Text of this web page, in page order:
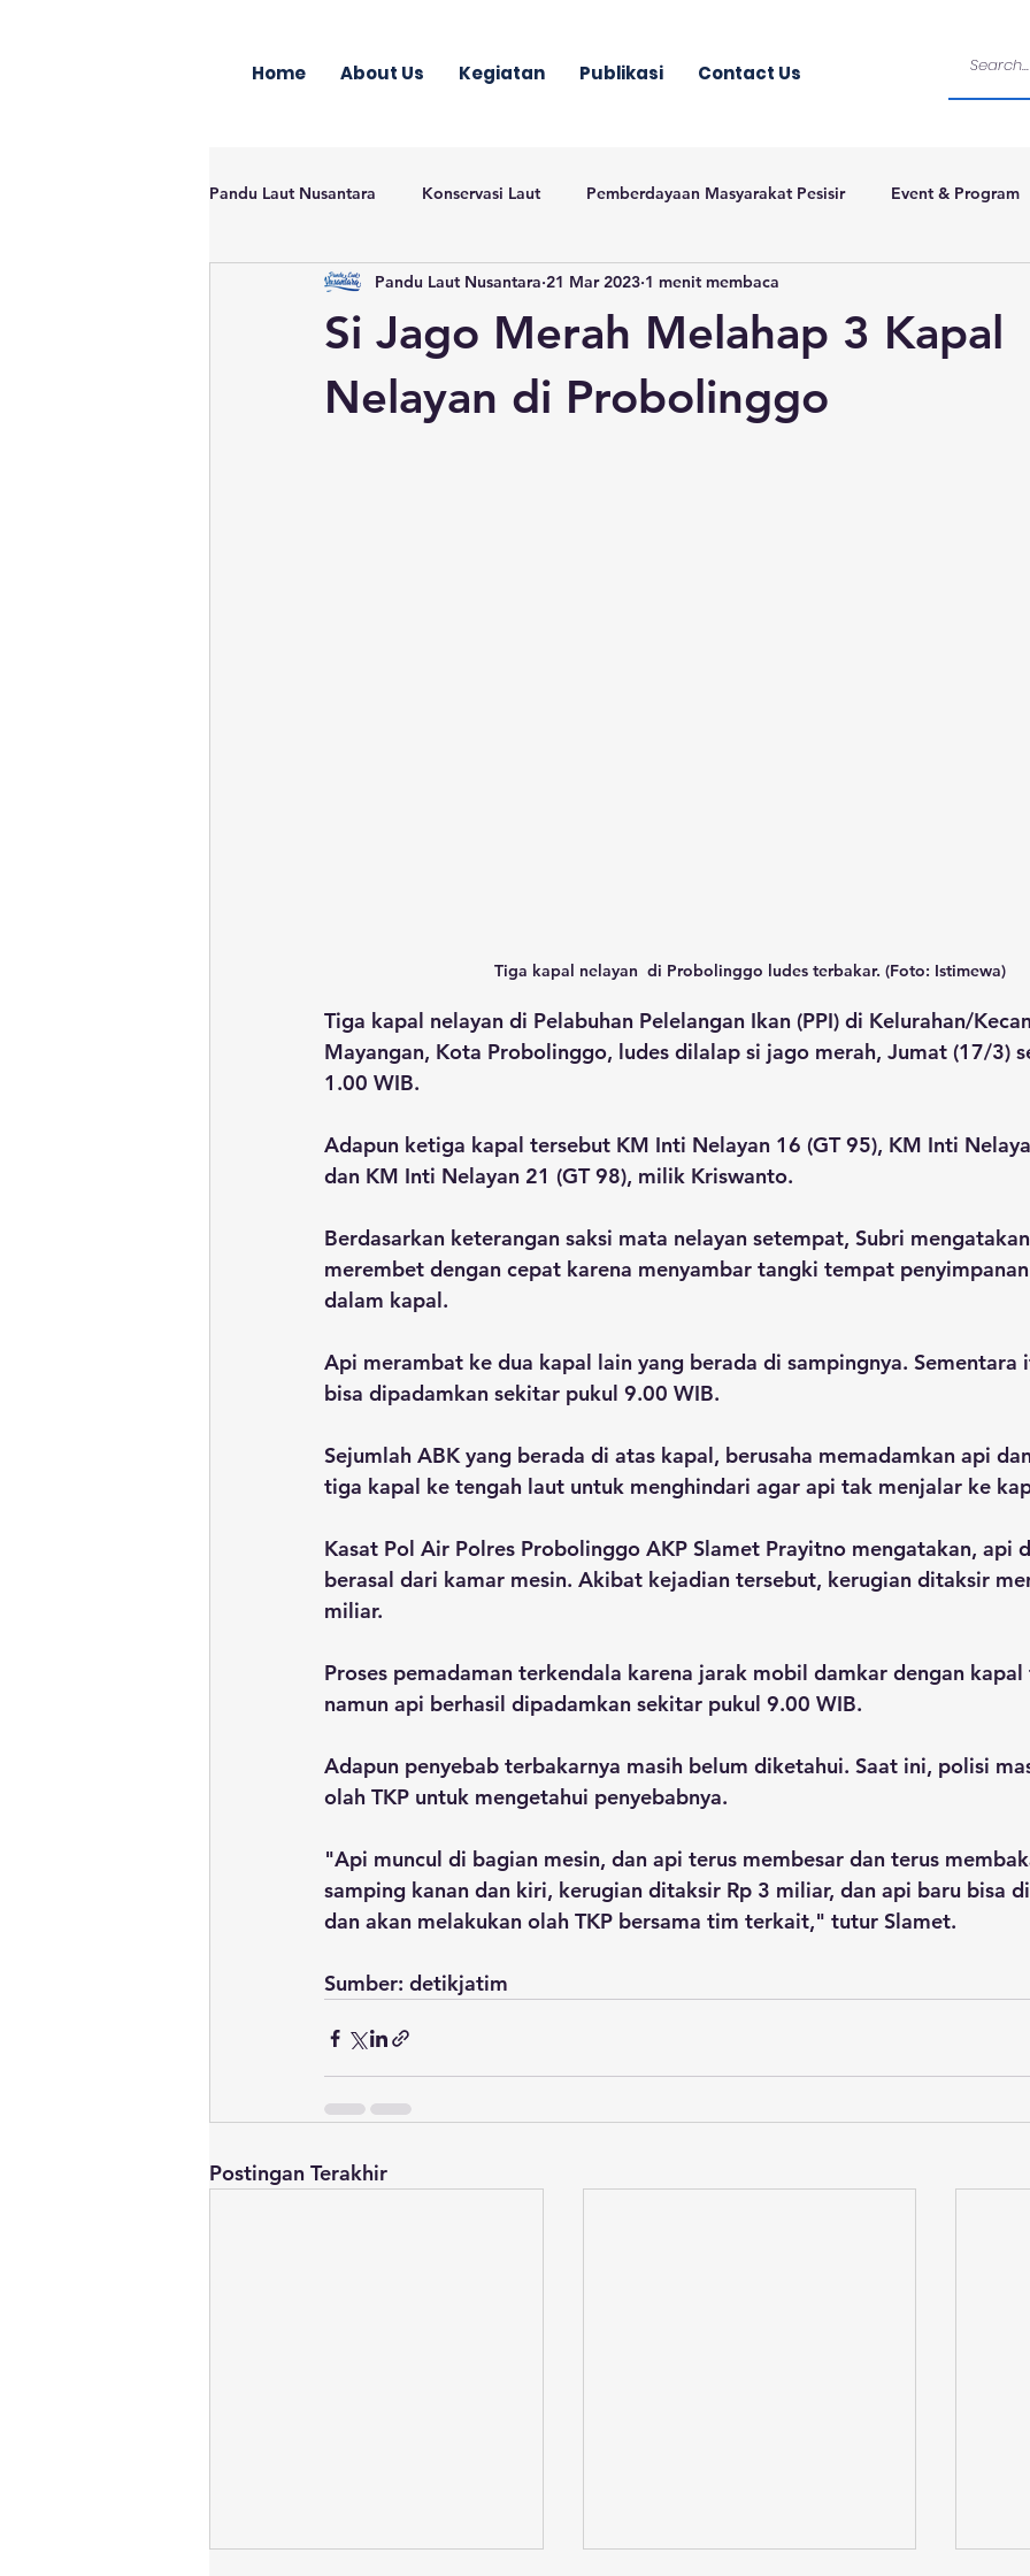
Home About Us Kegiatan Publikasi Contact Us
Pandu Laut Nusantara Konservasi Laut Pemberdayaan Masyarakat Pesisir Event & Program
Si Jago Merah Melahap 3 Kapal
Nelayan di Probolinggo
Pandu Laut Nusantara 21 Mar 2023 1 menit membaca
Tiga kapal nelayan  di Probolinggo ludes terbakar. (Foto: Istimewa)
Tiga kapal nelayan di Pelabuhan Pelelangan Ikan (PPI) di Kelurahan/
Mayangan, Kota Probolinggo, ludes dilalap si jago merah, Jumat (17/3)
1.00 WIB.
Adapun ketiga kapal tersebut KM Inti Nelayan 16 (GT 95), KM Inti
dan KM Inti Nelayan 21 (GT 98), milik Kriswanto.
Berdasarkan keterangan saksi mata nelayan setempat, Subri
merembet dengan cepat karena menyambar tangki tempat
dalam kapal.
Api merambat ke dua kapal lain yang berada di sampingnya. Sementara
bisa dipadamkan sekitar pukul 9.00 WIB.
Sejumlah ABK yang berada di atas kapal, berusaha memadamkan api
tiga kapal ke tengah laut untuk menghindari agar api tak menjalar ke
Kasat Pol Air Polres Probolinggo AKP Slamet Prayitno mengatakan, api
berasal dari kamar mesin. Akibat kejadian tersebut, kerugian ditaksir
miliar.
Proses pemadaman terkendala karena jarak mobil damkar dengan
namun api berhasil dipadamkan sekitar pukul 9.00 WIB.
Adapun penyebab terbakarnya masih belum diketahui. Saat ini, polisi
olah TKP untuk mengetahui penyebabnya.
"Api muncul di bagian mesin, dan api terus membesar dan terus
samping kanan dan kiri, kerugian ditaksir Rp 3 miliar, dan api baru bisa
dan akan melakukan olah TKP bersama tim terkait," tutur Slamet.
Sumber: detikjatim
Postingan Terakhir